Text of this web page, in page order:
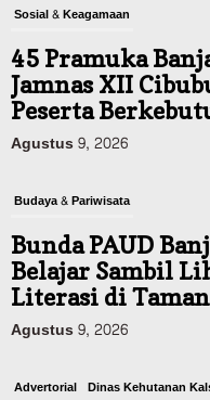
Sosial & Keagamaan
45 Pramuka
Jamnas XII
Peserta
Agustus 9, 2026
Budaya & Pariwisata
Bunda PAUD
Belajar Sambil
Literasi di
Agustus 9, 2026
Advertorial Dinas Kehutanan